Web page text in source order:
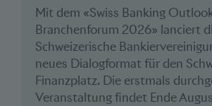
Mit dem «Swiss Banking
Branchenforum 2026» lanciert
Schweizerische
neues Dialogformat für den
Finanzplatz. Die erstmals
Veranstaltung findet Ende